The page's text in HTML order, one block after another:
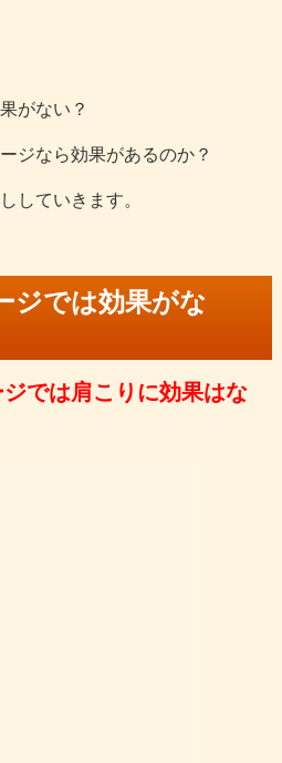
がない？
ジなら効果があるのか？
していきます。
ジでは効果がな
では肩こりに効果はな